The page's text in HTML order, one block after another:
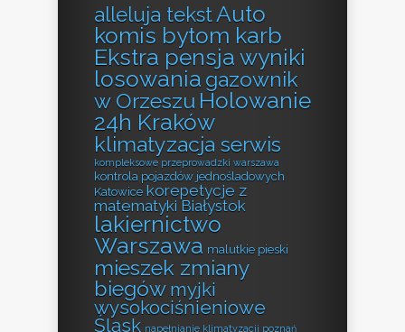
alleluja tekstAuto
komis bytom karb
Ekstra pensja wyniki
losowania gazownik
w Orzeszu Holowanie
24h Kraków
klimatyzacja serwis
kompleksowe przeprowadzki warszawa
kontrola pojazdów jednośladowych
Katowice korepetycje z
matematyki Białystok
lakiernictwo
Warszawa malutkie pieski
mieszek zmiany
biegów myjki
wysokociśnieniowe
Śląsk napełnianie klimatyzacji poznań